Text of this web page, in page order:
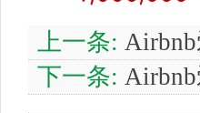
上一条:
下一条: